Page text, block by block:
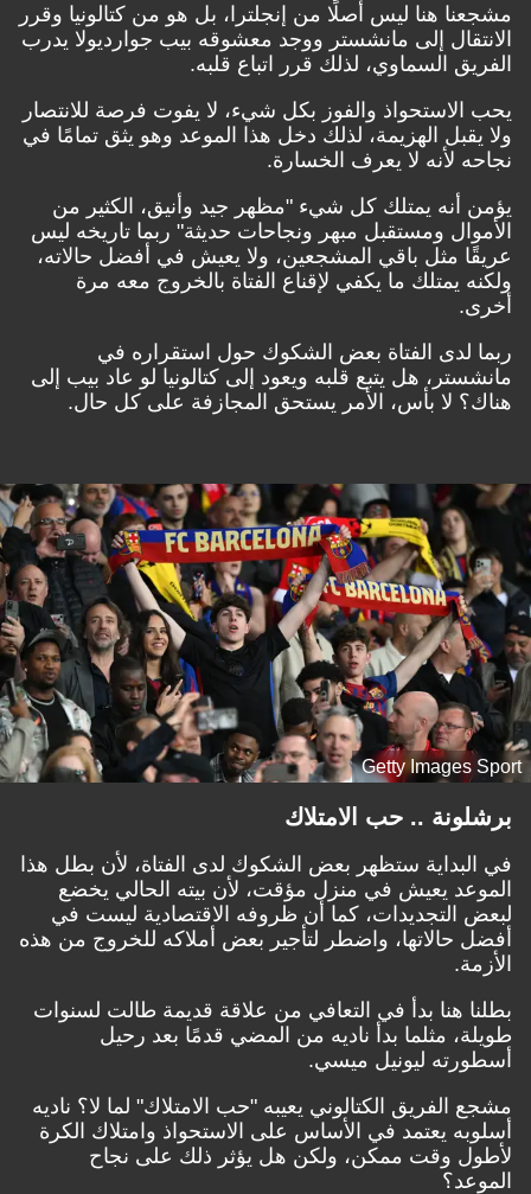
مشجعنا هنا ليس أصلًا من إنجلترا، بل هو من كتالونيا وقرر
الانتقال إلى مانشستر ووجد معشوقه بيب جوارديولا يدرب
الفريق السماوي، لذلك قرر اتباع قلبه.
يحب الاستحواذ والفوز بكل شيء، لا يفوت فرصة للانتصار
ولا يقبل الهزيمة، لذلك دخل هذا الموعد وهو يثق تمامًا في
نجاحه لأنه لا يعرف الخسارة.
يؤمن أنه يمتلك كل شيء "مظهر جيد وأنيق، الكثير من
الأموال ومستقبل مبهر ونجاحات حديثة" ربما تاريخه ليس
عريقًا مثل باقي المشجعين، ولا يعيش في أفضل حالاته،
ولكنه يمتلك ما يكفي لإقناع الفتاة بالخروج معه مرة
أخرى.
ربما لدى الفتاة بعض الشكوك حول استقراره في
مانشستر، هل يتبع قلبه ويعود إلى كتالونيا لو عاد بيب إلى
هناك؟ لا بأس، الأمر يستحق المجازفة على كل حال.
Getty Images Sport
برشلونة .. حب الامتلاك
في البداية ستظهر بعض الشكوك لدى الفتاة، لأن بطل هذا
الموعد يعيش في منزل مؤقت، لأن بيته الحالي يخضع
لبعض التجديدات، كما أن ظروفه الاقتصادية ليست في
أفضل حالاتها، واضطر لتأجير بعض أملاكه للخروج من هذه
الأزمة.
بطلنا هنا بدأ في التعافي من علاقة قديمة طالت لسنوات
طويلة، مثلما بدأ ناديه من المضي قدمًا بعد رحيل
أسطورته ليونيل ميسي.
مشجع الفريق الكتالوني يعيبه "حب الامتلاك" لما لا؟ ناديه
أسلوبه يعتمد في الأساس على الاستحواذ وامتلاك الكرة
لأطول وقت ممكن، ولكن هل يؤثر ذلك على نجاح
الموعد؟